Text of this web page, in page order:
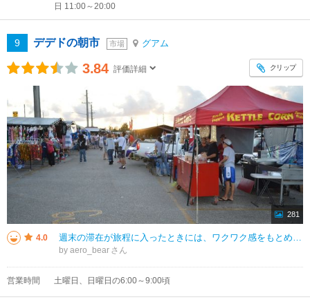
日 11:00～20:00
9 デデドの朝市 市場 グアム
3.84 評価詳細 クリップ
281
4.0 週末の滞在が旅程に入ったときには、ワクワク感をもとめて訪ねてみよう。 なんと6年ぶりの訪問となった。 マリンコードライブをマイクロネシアモールの先まで進むと「左手」にある広場で開催されている。 昔は「右手」に勝手
by aero_bear
営業時間 土曜日、日曜日の6:00～9:00頃